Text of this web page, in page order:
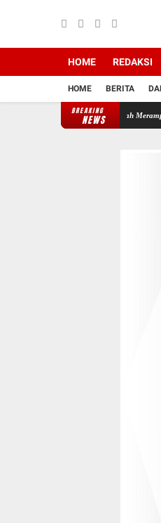
HOME REDAKSI
HOME BERITA
BREAKING
NEWS
Backing Mafia Tanah Merampas Hak